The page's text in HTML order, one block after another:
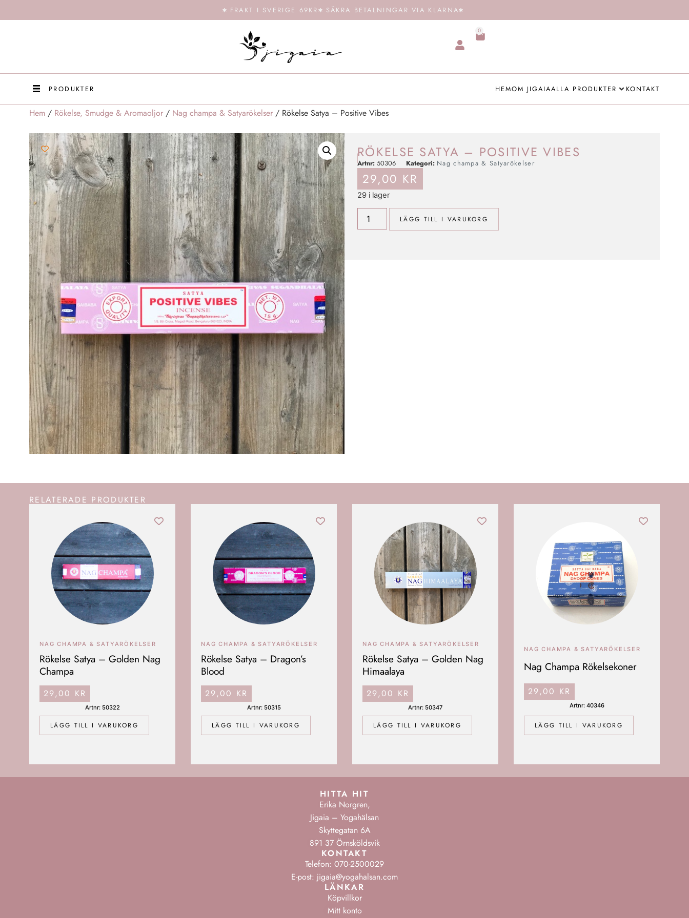
FRAKT I SVERIGE 69KR SÄKRA BETALNINGAR VIA KLARNA
0
PRODUKTER HEMOM JIGAIAALLA PRODUKTER KONTAKT
Hem / Rökelse, Smudge & Aromaoljor / Nag champa & Satyarökelser / Rökelse Satya – Positive Vibes
RÖKELSE SATYA – POSITIVE VIBES
Artnr: 50306 Kategori: Nag champa & Satyarökelser
29,00 KR
29 i lager
LÄGG TILL I VARUKORG
RELATERADE PRODUKTER
LÄGG TILL I VARUKORG
NAG CHAMPA & SATYARÖKELSER
Rökelse Satya – Golden Nag
Champa
29,00 KR
Artnr: 50322
LÄGG TILL I VARUKORG
NAG CHAMPA & SATYARÖKELSER
Rökelse Satya – Dragon’s
Blood
29,00 KR
Artnr: 50315
LÄGG TILL I VARUKORG
NAG CHAMPA & SATYARÖKELSER
Rökelse Satya – Golden Nag
Himaalaya
29,00 KR
Artnr: 50347
LÄGG TILL I VARUKORG
NAG CHAMPA & SATYARÖKELSER
Nag Champa Rökelsekoner
29,00 KR
Artnr: 40346
HITTA HIT
Erika Norgren,
Jigaia – Yogahälsan
Skyttegatan 6A
891 37 Örnsköldsvik
KONTAKT
Telefon: 070-2500029
E-post: jigaia@yogahalsan.com
LÄNKAR
Köpvillkor
Mitt konto